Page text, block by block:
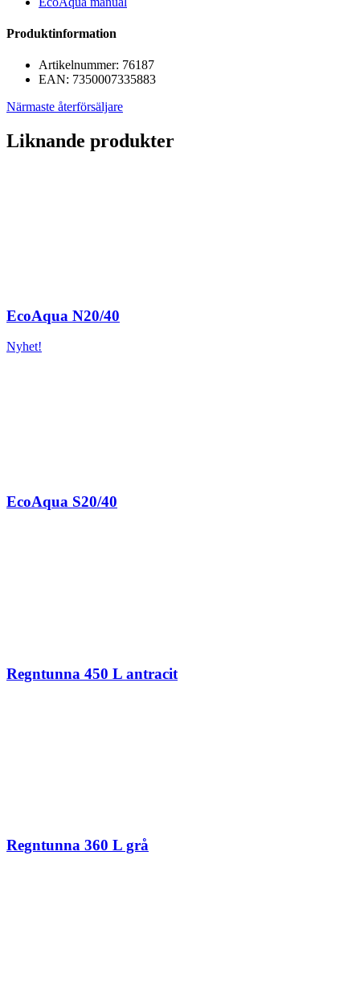
Produktinformation
Artikelnummer: 76187
EAN: 7350007335883
Närmaste återförsäljare
Liknande produkter
EcoAqua N20/40
Nyhet!
EcoAqua S20/40
Regntunna 450 L antracit
Regntunna 360 L grå